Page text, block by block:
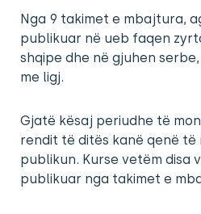
Nga 9 takimet e mbajtura,
publikuar në ueb faqen
shqipe dhe në gjuhen
me ligj.
Gjatë kësaj periudhe të
rendit të ditës kanë qenë
publikun. Kurse vetëm disa
publikuar nga takimet e